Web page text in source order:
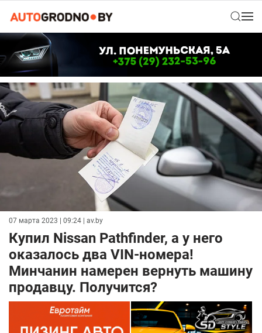
07 марта 2023 | 09:24 | av.by
Купил Nissan Pathfinder, а у него
оказалось два VIN-номера!
Минчанин намерен вернуть машину
продавцу. Получится?